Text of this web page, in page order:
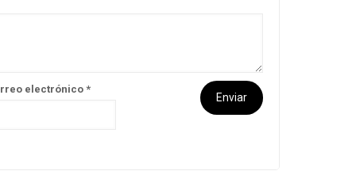
electrónico *